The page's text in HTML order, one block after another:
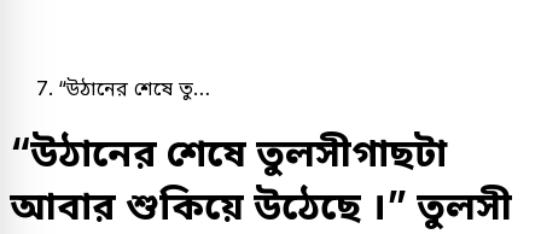
“উঠানের শেষে তু…
“উঠানের শেষে তুলসীগাছটা
আবার শুকিয়ে উঠেছে ।” তুলসী